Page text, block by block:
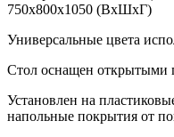
750х800х1050 (ВхШхГ)
Универсальные цвета
Стол оснащен открытыми
Установлен на
напольные покрытия от